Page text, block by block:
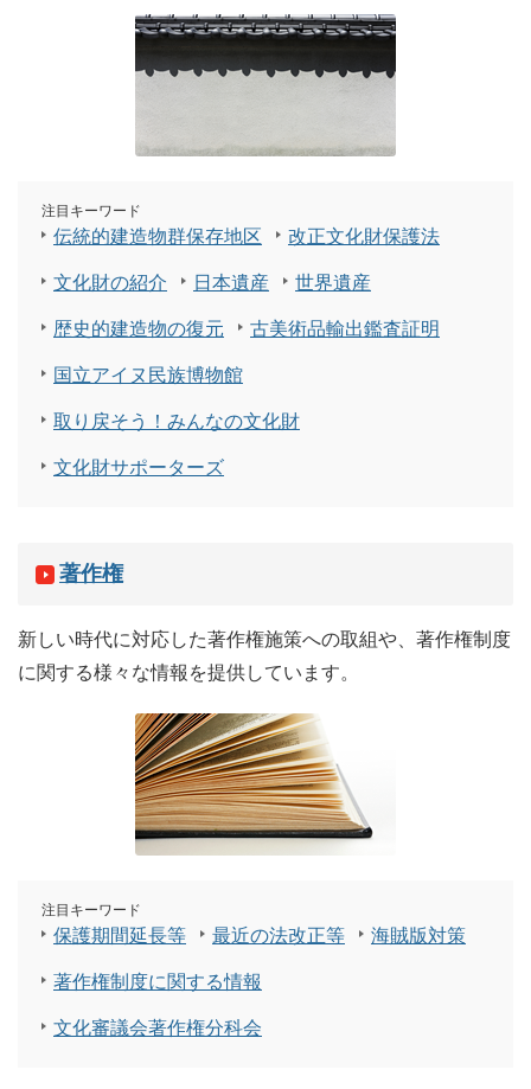
注目キーワード
伝統的建造物群保存地区 改正文化財保護法
文化財の紹介 日本遺産 世界遺産
歴史的建造物の復元 古美術品輸出鑑査証明
国立アイヌ民族博物館
取り戻そう！みんなの文化財
文化財サポーターズ
著作権
新しい時代に対応した著作権施策への取組や、著作権制度
に関する様々な情報を提供しています。
注目キーワード
保護期間延長等 最近の法改正等 海賊版対策
著作権制度に関する情報
文化審議会著作権分科会